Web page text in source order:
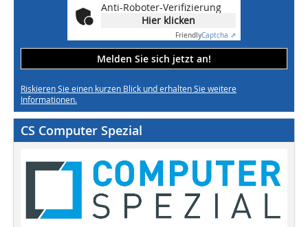
Anti-Roboter-Verifizierung
Hier klicken
FriendlyCaptcha ⇗
Melden Sie sich jetzt an!
Riskieren Sie einen kurzen Blick und erhalten Sie weitere
Informationen.
CS Computer Spezial